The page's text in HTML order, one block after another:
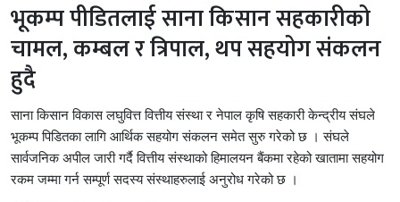
भूकम्प पीडितलाई साना किसान सहकारीको
चामल, कम्बल र त्रिपाल, थप सहयोग संकलन
हुदै
साना किसान विकास लघुवित्त वित्तीय संस्था र नेपाल कृषि सहकारी केन्द्रीय संघले
भूकम्प पिडितका लागि आर्थिक सहयोग संकलन समेत सुरु गरेको छ । संघले
सार्वजनिक अपील जारी गर्दै वित्तीय संस्थाको हिमालयन बैंकमा रहेको खातामा सहयोग
रकम जम्मा गर्न सम्पूर्ण सदस्य संस्थाहरुलाई अनुरोध गरेको छ ।